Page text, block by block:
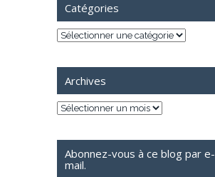
Catégories
Catégories
Archives
Archives
Abonnez-vous à ce blog par e-
mail.